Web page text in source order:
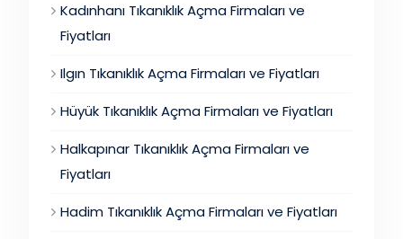
Kadınhanı Tıkanıklık Açma Firmaları ve
Fiyatları
Ilgın Tıkanıklık Açma Firmaları ve Fiyatları
Hüyük Tıkanıklık Açma Firmaları ve Fiyatları
Halkapınar Tıkanıklık Açma Firmaları ve
Fiyatları
Hadim Tıkanıklık Açma Firmaları ve Fiyatları